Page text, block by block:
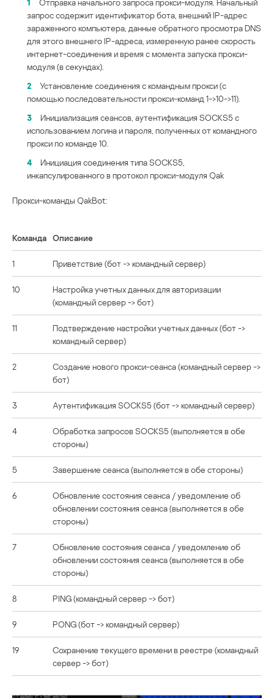
запрос содержит идентификатор бота, внешний IP-адрес
зараженного компьютера, данные обратного просмотра DNS
для этого внешнего IP-адреса, измеренную ранее скорость
интернет-соединения и время с момента запуска прокси-
модуля (в секундах).
2
Установление соединения с командным прокси (с
помощью последовательности прокси-команд 1->10->11).
3
Инициализация сеансов, аутентификация SOCKS5 с
использованием логина и пароля, полученных от командного
прокси по команде 10.
4
Инициация соединения типа SOCKS5,
инкапсулированного в протокол прокси-модуля Qak
Прокси-команды QakBot:
Команда Описание
1 Приветствие (бот -> командный сервер)
10
Настройка учетных данных для авторизации
(командный сервер -> бот)
11
Подтверждение настройки учетных данных (бот ->
командный сервер)
2
Создание нового прокси-сеанса (командный сервер ->
бот)
3 Аутентификация SOCKS5 (бот -> командный сервер)
4
Обработка запросов SOCKS5 (выполняется в обе
стороны)
5 Завершение сеанса (выполняется в обе стороны)
6
Обновление состояния сеанса / уведомление об
обновлении состояния сеанса (выполняется в обе
стороны)
7
Обновление состояния сеанса / уведомление об
обновлении состояния сеанса (выполняется в обе
стороны)
8 PING (командный сервер -> бот)
9 PONG (бот -> командный сервер)
19
Сохранение текущего времени в реестре (командный
сервер -> бот)